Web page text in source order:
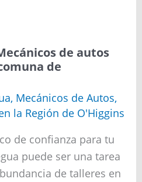
de autos
de
, Mecánicos de Autos,
la Región de O'Higgins
de confianza para tu
puede ser una tarea
de talleres en